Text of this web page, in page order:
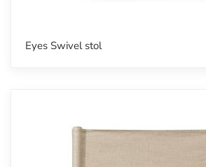
Eyes Swivel stol